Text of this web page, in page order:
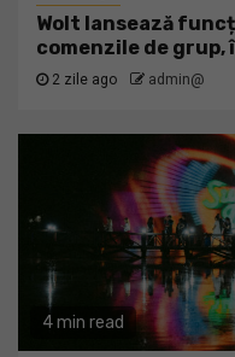
Wolt lansează
comenzile de grup,
2 zile ago admin@
4 min read